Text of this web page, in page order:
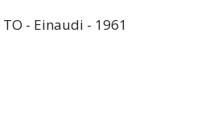
TO - Einaudi - 1961